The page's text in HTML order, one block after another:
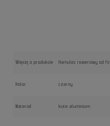
Więcej o produkcie Hamulec rowerowy od
Kolor czarny
Materiał kute aluminium